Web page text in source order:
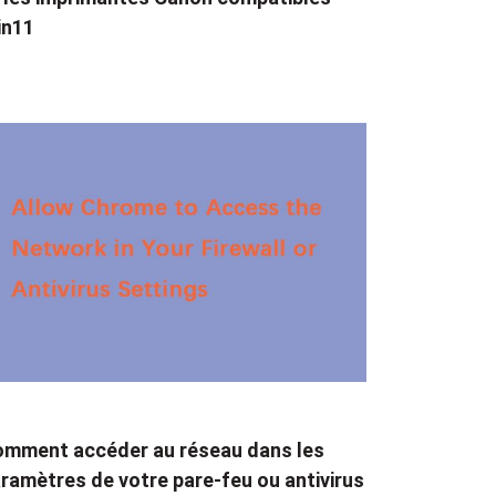
accéder au réseau dans les
de votre pare-feu ou antivirus